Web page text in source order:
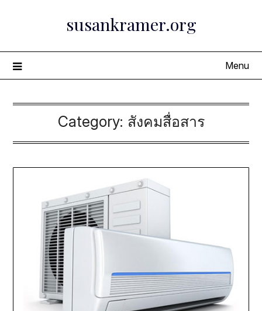
susankramer.org
Menu
Category: สังคมสื่อสาร